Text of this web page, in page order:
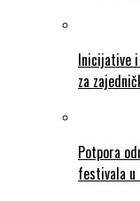
Inicijative
za
Potpora
festivala u